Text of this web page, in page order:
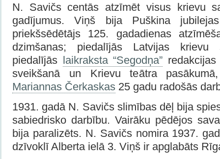
N. Savičs centās atzīmēt visus krievu
gadījumus. Viņš bija Puškina
priekšsēdētājs 125. gadadienas
dzimšanas; piedalījās Latvijas krievu
piedalījās laikraksta “Segodņa”
sveikšanā un Krievu teātra
Mariannas Čerkaskas 25 gadu radošās
1931. gadā N. Savičs slimības dēļ bija
sabiedrisko darbību. Vairāku pēdējos
bija paralizēts. N. Savičs nomira 1937.
dzīvoklī Alberta ielā 3. Viņš ir apglabāts